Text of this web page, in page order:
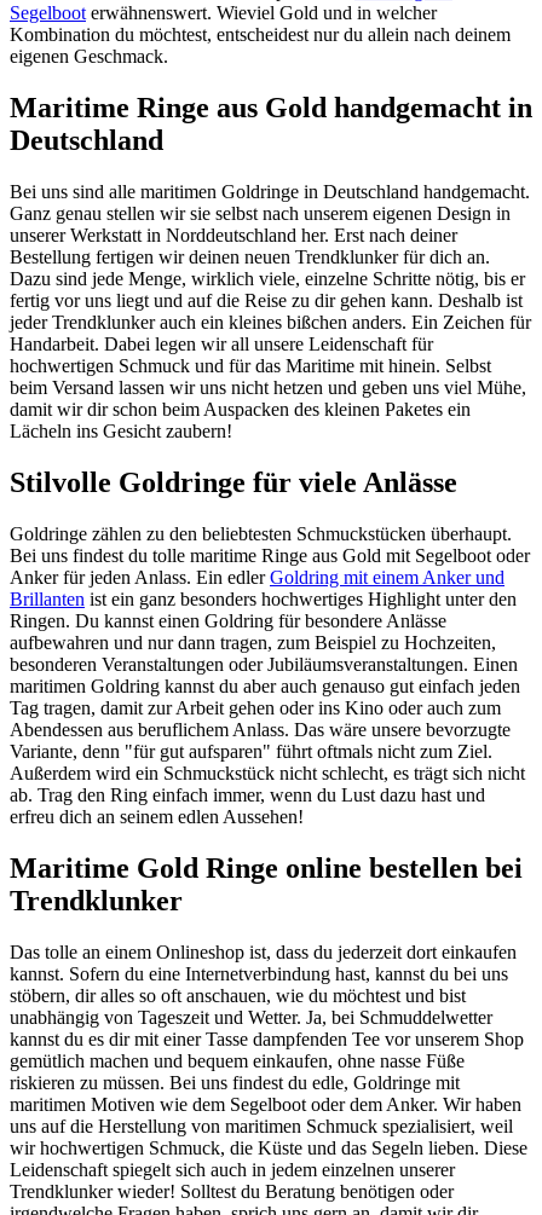
Segelbooterwähnenswert. Wieviel Gold und in welcher
Kombination du möchtest, entscheidest nur du allein nach deinem
eigenen Geschmack.
Maritime Ringe aus Gold handgemacht in
Deutschland
Bei uns sind alle maritimen Goldringe in Deutschland handgemacht.
Ganz genau stellen wir sie selbst nach unserem eigenen Design in
unserer Werkstatt in Norddeutschland her. Erst nach deiner
Bestellung fertigen wir deinen neuen Trendklunker für dich an.
Dazu sind jede Menge, wirklich viele, einzelne Schritte nötig, bis er
fertig vor uns liegt und auf die Reise zu dir gehen kann. Deshalb ist
jeder Trendklunker auch ein kleines bißchen anders. Ein Zeichen für
Handarbeit. Dabei legen wir all unsere Leidenschaft für
hochwertigen Schmuck und für das Maritime mit hinein. Selbst
beim Versand lassen wir uns nicht hetzen und geben uns viel Mühe,
damit wir dir schon beim Auspacken des kleinen Paketes ein
Lächeln ins Gesicht zaubern!
Stilvolle Goldringe für viele Anlässe
Goldringe zählen zu den beliebtesten Schmuckstücken überhaupt.
Bei uns findest du tolle maritime Ringe aus Gold mit Segelboot oder
Anker für jeden Anlass. Ein edlerGoldring mit einem Anker und
Brillanten ist ein ganz besonders hochwertiges Highlight unter den
Ringen. Du kannst einen Goldring für besondere Anlässe
aufbewahren und nur dann tragen, zum Beispiel zu Hochzeiten,
besonderen Veranstaltungen oder Jubiläumsveranstaltungen. Einen
maritimen Goldring kannst du aber auch genauso gut einfach jeden
Tag tragen, damit zur Arbeit gehen oder ins Kino oder auch zum
Abendessen aus beruflichem Anlass. Das wäre unsere bevorzugte
Variante, denn "für gut aufsparen" führt oftmals nicht zum Ziel.
Außerdem wird ein Schmuckstück nicht schlecht, es trägt sich nicht
ab. Trag den Ring einfach immer, wenn du Lust dazu hast und
erfreu dich an seinem edlen Aussehen!
Maritime Gold Ringe online bestellen bei
Trendklunker
Das tolle an einem Onlineshop ist, dass du jederzeit dort einkaufen
kannst. Sofern du eine Internetverbindung hast, kannst du bei uns
stöbern, dir alles so oft anschauen, wie du möchtest und bist
unabhängig von Tageszeit und Wetter. Ja, bei Schmuddelwetter
kannst du es dir mit einer Tasse dampfenden Tee vor unserem Shop
gemütlich machen und bequem einkaufen, ohne nasse Füße
riskieren zu müssen. Bei uns findest du edle, Goldringe mit
maritimen Motiven wie dem Segelboot oder dem Anker. Wir haben
uns auf die Herstellung von maritimen Schmuck spezialisiert, weil
wir hochwertigen Schmuck, die Küste und das Segeln lieben. Diese
Leidenschaft spiegelt sich auch in jedem einzelnen unserer
Trendklunker wieder! Solltest du Beratung benötigen oder